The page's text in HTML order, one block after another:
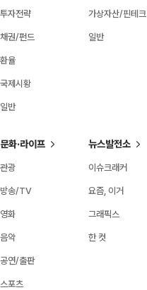
투자전략
채권/펀드
환율
국제시황
일반
가상자산/핀테크
일반
문화·라이프
관광
방송/TV
영화
음악
공연/출판
스포츠
뉴스발전소
이슈크래커
요즘, 이거
그래픽스
한 컷